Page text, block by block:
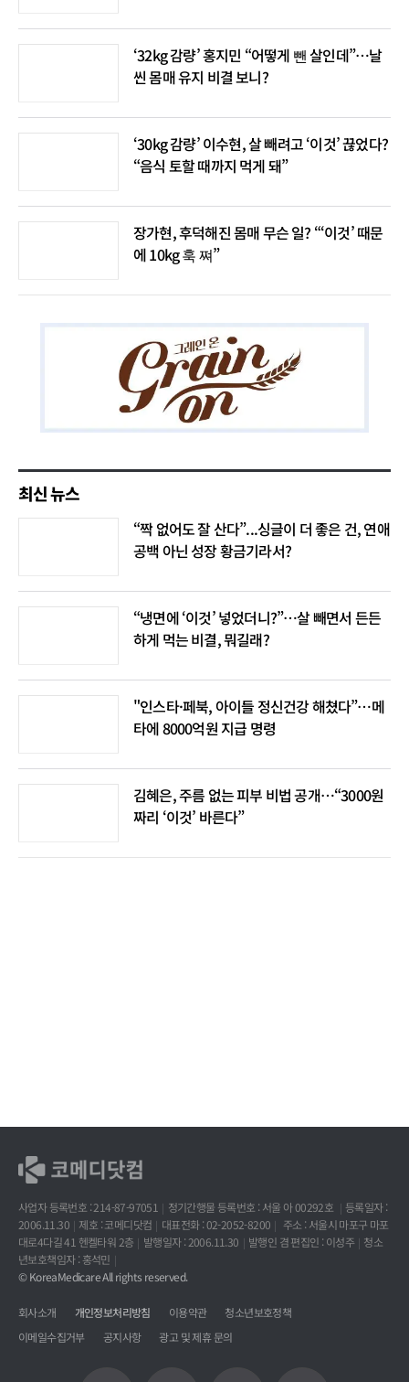
‘32kg 감량’ 홍지민 “어떻게 뺀 살인데”…날
씬 몸매 유지 비결 보니?
‘30kg 감량’ 이수현, 살 빼려고 ‘이것’ 끊었다?
“음식 토할 때까지 먹게 돼”
장가현, 후덕해진 몸매 무슨 일? “‘이것’ 때문
에 10kg 훅 쪄”
최신 뉴스
“짝 없어도 잘 산다”...싱글이 더 좋은 건, 연애
공백 아닌 성장 황금기라서?
“냉면에 ‘이것’ 넣었더니?”…살 빼면서 든든
하게 먹는 비결, 뭐길래?
"인스타·페북, 아이들 정신건강 해쳤다”…메
타에 8000억원 지급 명령
김혜은, 주름 없는 피부 비법 공개…“3000원
짜리 ‘이것’ 바른다”
사업자 등록번호 : 214-87-97051 정기간행물 등록번호 : 서울 아 00292호
등록일자 :
2006.11.30
제호 : 코메디닷컴 대표전화 : 02-2052-8200
주소 : 서울시 마포구 마포
대로4다길 41 헨켈타워 2층
발행일자 : 2006.11.30 발행인 겸 편집인 : 이성주
청소
년보호책임자 : 홍석민
© KoreaMedicare All rights reserved.
회사소개 개인정보처리방침 이용약관
청소년보호정책
이메일수집거부
공지사항 광고 및 제휴 문의